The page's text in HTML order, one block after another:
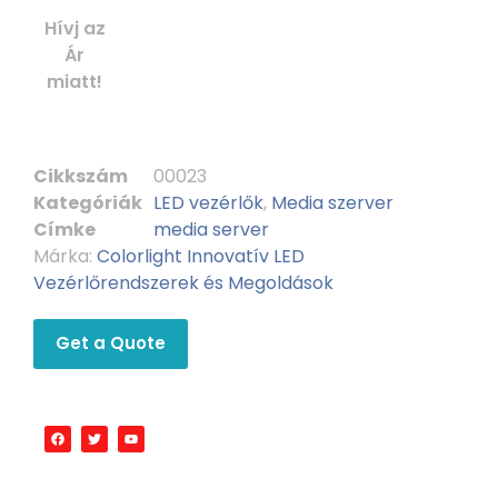
Hívj az
Ár
miatt!
Cikkszám
00023
Kategóriák LED vezérlők, Media szerver
Címke
media server
Márka: Colorlight Innovatív LED
Vezérlőrendszerek és Megoldások
Get a Quote